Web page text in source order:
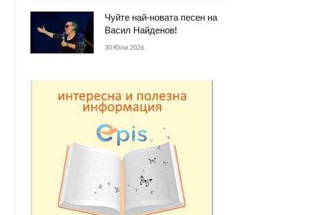
Чуйте най-новата песен на
Васил Найденов!
30 Юли 2026